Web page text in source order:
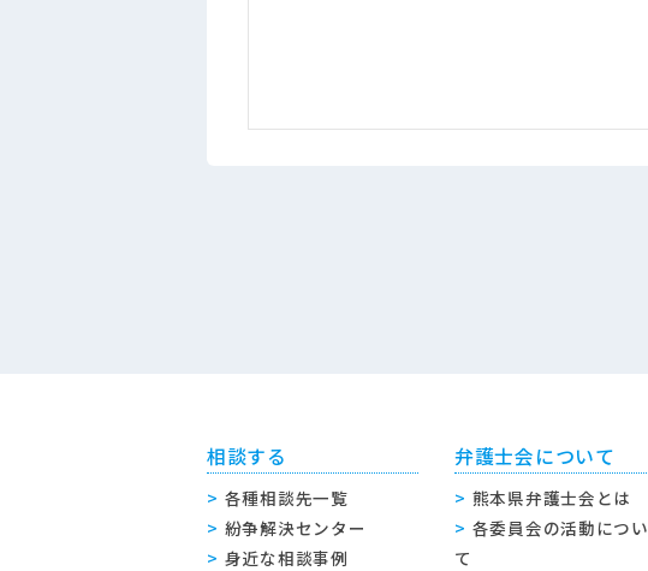
相談する
各種相談先一覧
紛争解決センター
身近な相談事例
弁護士会について
熊本県弁護士会とは
各委員会の活動につい
て